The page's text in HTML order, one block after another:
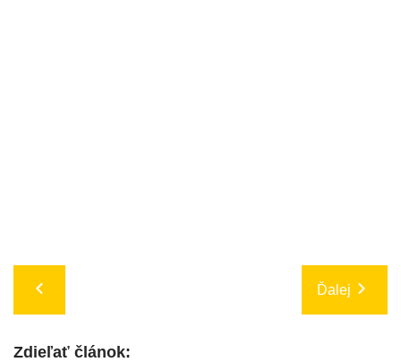
Ďalej
Zdieľať článok: